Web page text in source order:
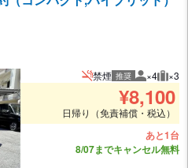
禁煙 推奨 推奨人数
×4 推
×3
¥8,100
日帰り（免責補償・税込）
あと1台
8/07までキャンセル無料